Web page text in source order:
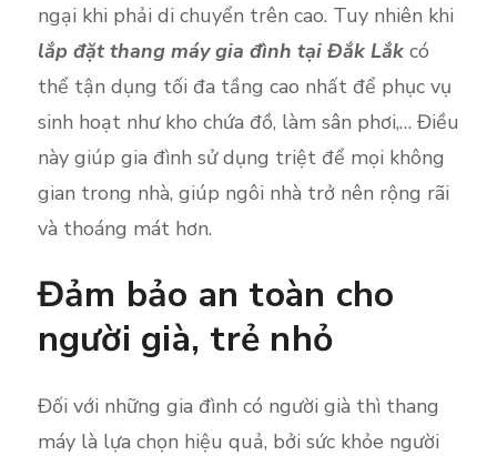
ngại khi phải di chuyển trên cao. Tuy nhiên khi
lắp đặt thang máy gia đình tại Đắk Lắkcó
thể tận dụng tối đa tầng cao nhất để phục vụ
sinh hoạt như kho chứa đồ, làm sân phơi,… Điều
này giúp gia đình sử dụng triệt để mọi không
gian trong nhà, giúp ngôi nhà trở nên rộng rãi
và thoáng mát hơn.
Đảm bảo an toàn cho
người già, trẻ nhỏ
Đối với những gia đình có người già thì thang
máy là lựa chọn hiệu quả, bởi sức khỏe người